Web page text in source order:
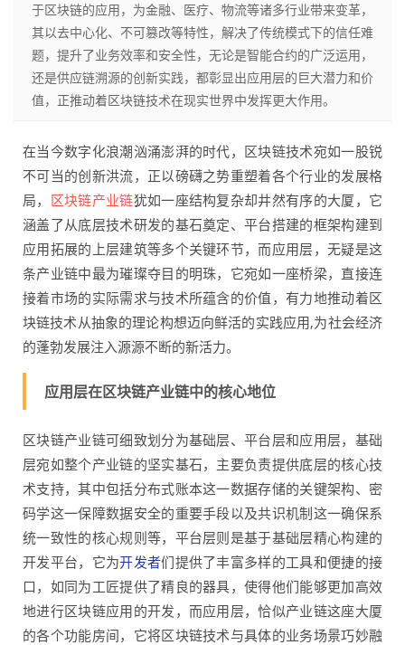
于区块链的应用，为金融、医疗、物流等诸多行业带来变革，
其以去中心化、不可篡改等特性，解决了传统模式下的信任难
题，提升了业务效率和安全性，无论是智能合约的广泛运用，
还是供应链溯源的创新实践，都彰显出应用层的巨大潜力和价
值，正推动着区块链技术在现实世界中发挥更大作用。
在当今数字化浪潮汹涌澎湃的时代，区块链技术宛如一股锐
不可当的创新洪流，正以磅礴之势重塑着各个行业的发展格
局， 区块链产业链犹如一座结构复杂却井然有序的大厦，它
涵盖了从底层技术研发的基石奠定、平台搭建的框架构建到
应用拓展的上层建筑等多个关键环节，而应用层，无疑是这
条产业链中最为璀璨夺目的明珠，它宛如一座桥梁，直接连
接着市场的实际需求与技术所蕴含的价值，有力地推动着区
块链技术从抽象的理论构想迈向鲜活的实践应用,为社会经济
的蓬勃发展注入源源不断的新活力。
应用层在区块链产业链中的核心地位
区块链产业链可细致划分为基础层、平台层和应用层，基础
层宛如整个产业链的坚实基石，主要负责提供底层的核心技
术支持，其中包括分布式账本这一数据存储的关键架构、密
码学这一保障数据安全的重要手段以及共识机制这一确保系
统一致性的核心规则等，平台层则是基于基础层精心构建的
开发平台，它为开发者们提供了丰富多样的工具和便捷的接
口，如同为工匠提供了精良的器具，使得他们能够更加高效
地进行区块链应用的开发，而应用层，恰似产业链这座大厦
的各个功能房间，它将区块链技术与具体的业务场景巧妙融